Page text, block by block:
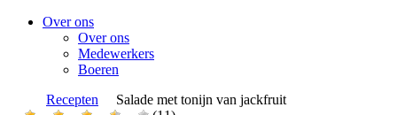
Over ons
Over ons
Medewerkers
Boeren
Recepten
Salade met tonijn van jackfruit